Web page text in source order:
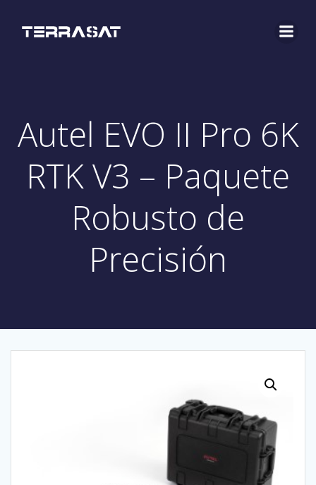
contenido
Autel EVO II Pro 6K
RTK V3 – Paquete
Robusto de
Precisión